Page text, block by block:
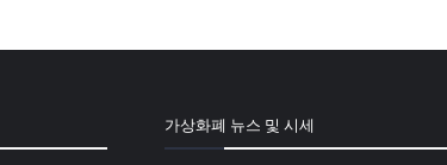
가상화폐 뉴스 및 시세